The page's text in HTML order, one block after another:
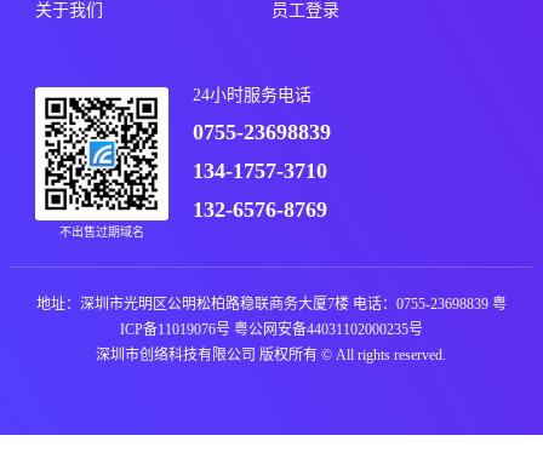
关于我们
员工登录
不出售过期域名
24小时服务电话
0755-23698839
134-1757-3710
132-6576-8769
地址：深圳市光明区公明松柏路稳联商务大厦7楼 电话：0755-23698839 粤
ICP备11019076号粤公网安备44031102000235号
深圳市创络科技有限公司 版权所有 © All rights reserved.